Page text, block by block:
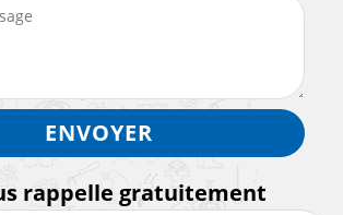
rappelle gratuitement